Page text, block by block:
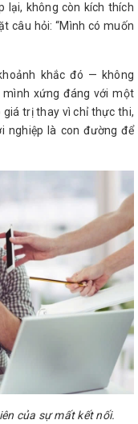
lại, không còn kích thích
câu hỏi: “Mình có muốn
khắc đó — không
xứng đáng với một
giá trị thay vì chỉ thực thi,
nghiệp là con đường để
của sự mất kết nối.